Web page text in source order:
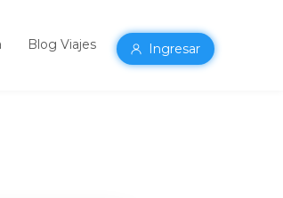
Blog Viajes Ingresar